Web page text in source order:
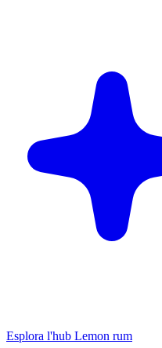
Esplora l'hub Lemon rum